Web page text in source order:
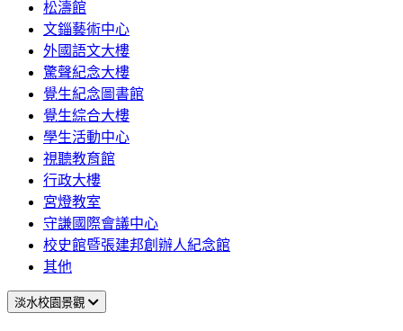
松濤館
文錙藝術中心
外國語文大樓
驚聲紀念大樓
覺生紀念圖書館
覺生綜合大樓
學生活動中心
視聽教育館
行政大樓
宮燈教室
守謙國際會議中心
校史館暨張建邦創辦人紀念館
其他
淡水校園景觀